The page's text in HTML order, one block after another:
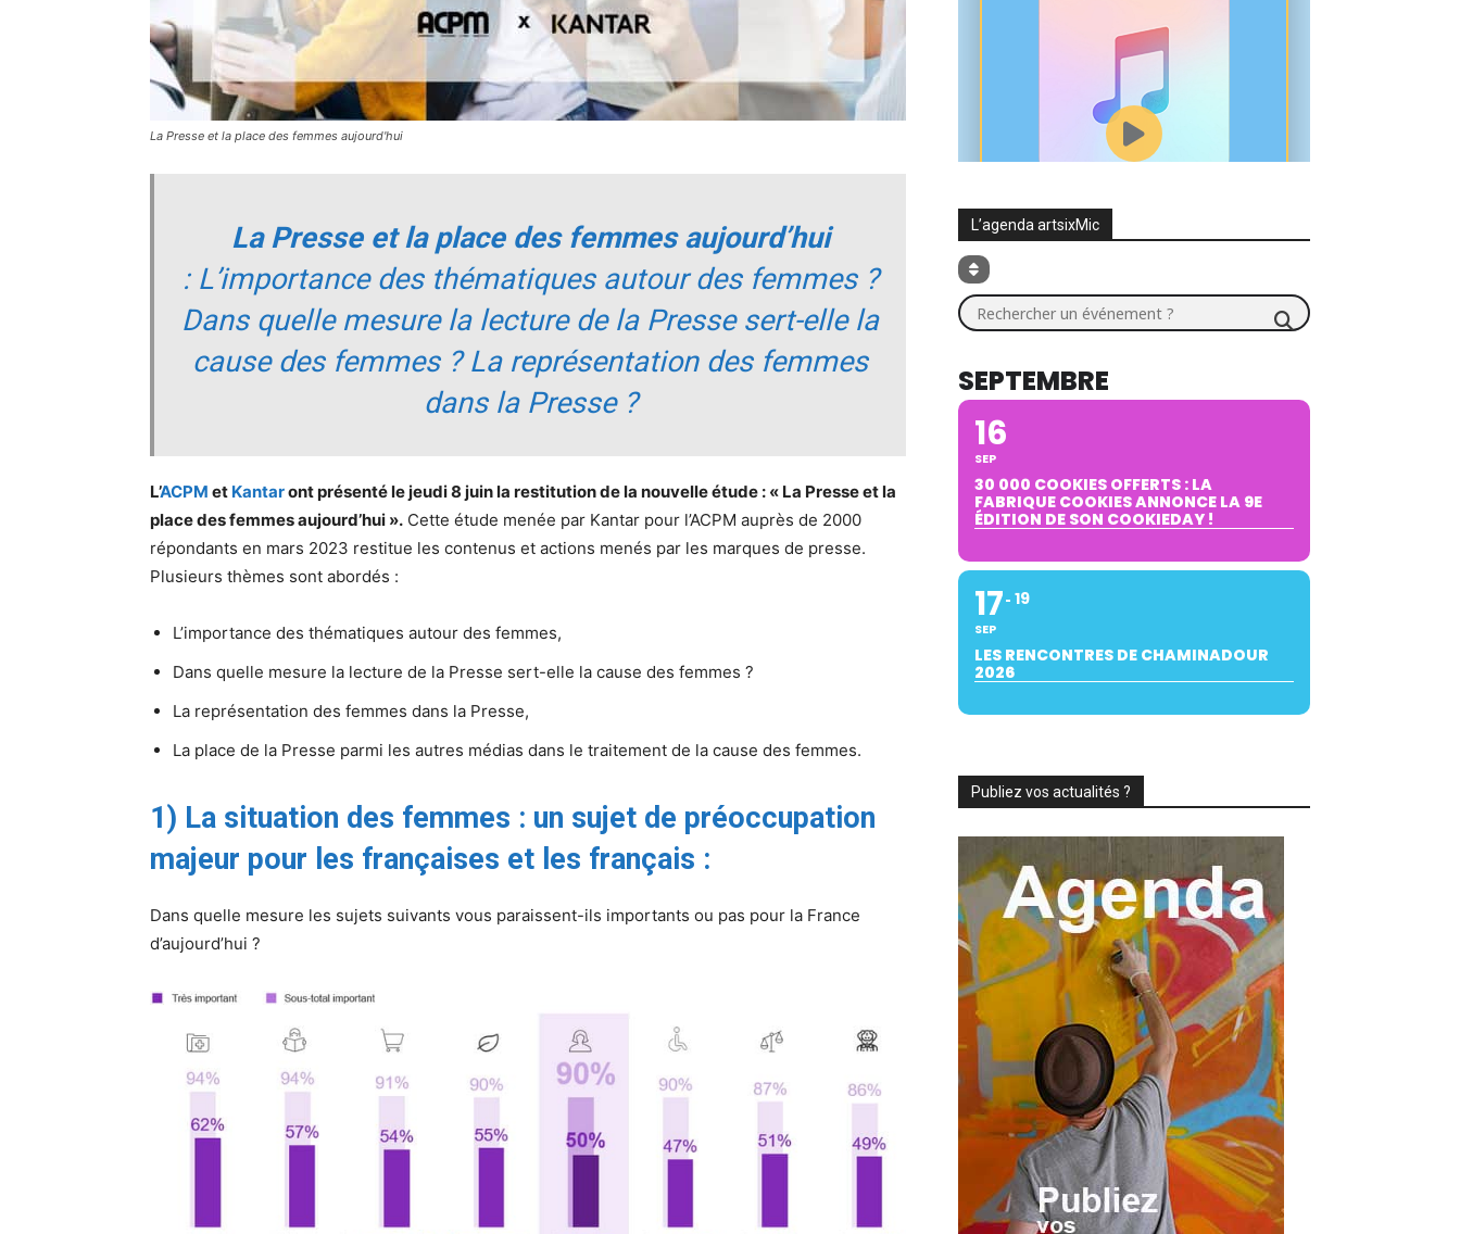
La Presse et la place des femmes aujourd'hui
La Presse et la place des femmes aujourd’hui
: L’importance des thématiques autour des femmes ?
Dans quelle mesure la lecture de la Presse sert-elle la
cause des femmes ? La représentation des femmes
dans la Presse ?
L’ACPM et Kantaront présenté le jeudi 8 juin la restitution de la nouvelle étude : « La Presse et la
place des femmes aujourd’hui ». Cette étude menée par Kantar pour l’ACPM auprès de 2000
répondants en mars 2023 restitue les contenus et actions menés par les marques de presse.
Plusieurs thèmes sont abordés :
L’importance des thématiques autour des femmes,
Dans quelle mesure la lecture de la Presse sert-elle la cause des femmes ?
La représentation des femmes dans la Presse,
La place de la Presse parmi les autres médias dans le traitement de la cause des femmes.
1) La situation des femmes : un sujet de préoccupation
majeur pour les françaises et les français :
Dans quelle mesure les sujets suivants vous paraissent-ils importants ou pas pour la France
d’aujourd’hui ?
L’agenda artsixMic
Rechercher un événement ?
SEPTEMBRE
16
SEP
30 000 COOKIES OFFERTS : LA
FABRIQUE COOKIES ANNONCE LA 9E
ÉDITION DE SON COOKIEDAY !
17
SEP
19
LES RENCONTRES DE CHAMINADOUR
2026
Publiez vos actualités ?